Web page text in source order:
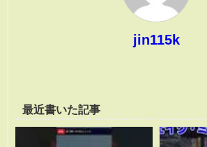
jin115k
最近書いた記事